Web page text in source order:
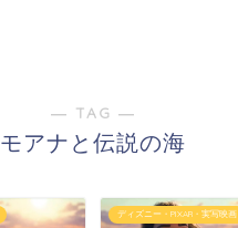
― TAG ―
モアナと伝説の海
ディズニー・PIXAR・実写映画